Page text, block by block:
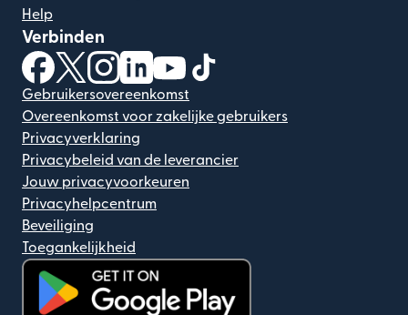
Help
Verbinden
(wordt geopend in een nieuw venster)
(wordt geopend in een nieuw venster)
(wordt geopend in een nieuw venster)
(wordt geopend in een nieuw venster)
(wordt geopend in een nieuw
Gebruikersovereenkomst
Overeenkomst voor zakelijke gebruikers
Privacyverklaring
Privacybeleid van de leverancier
Jouw privacyvoorkeuren
Privacyhelpcentrum
Beveiliging
Toegankelijkheid